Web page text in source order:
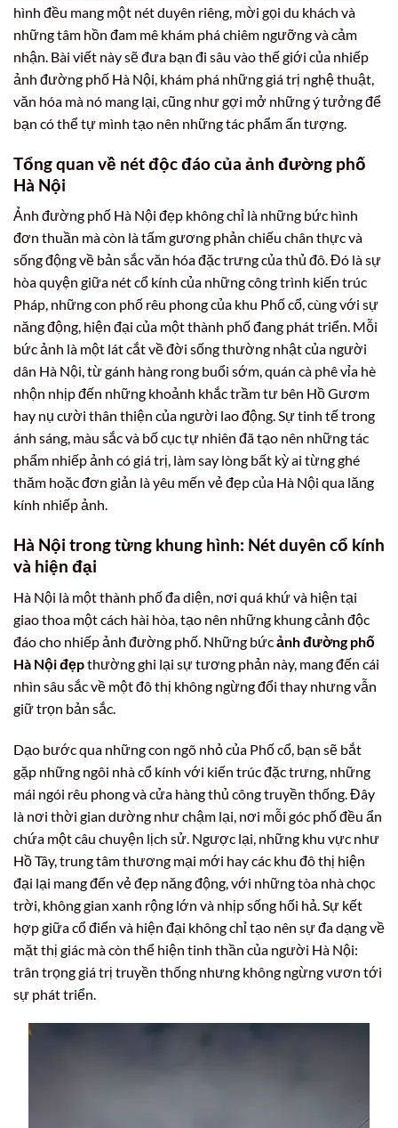
hình đều mang một nét duyên riêng, mời gọi du khách và
những tâm hồn đam mê khám phá chiêm ngưỡng và cảm
nhận. Bài viết này sẽ đưa bạn đi sâu vào thế giới của nhiếp
ảnh đường phố Hà Nội, khám phá những giá trị nghệ thuật,
văn hóa mà nó mang lại, cũng như gợi mở những ý tưởng để
bạn có thể tự mình tạo nên những tác phẩm ấn tượng.
Tổng quan về nét độc đáo của ảnh đường phố
Hà Nội
Ảnh đường phố Hà Nội đẹp không chỉ là những bức hình
đơn thuần mà còn là tấm gương phản chiếu chân thực và
sống động về bản sắc văn hóa đặc trưng của thủ đô. Đó là sự
hòa quyện giữa nét cổ kính của những công trình kiến trúc
Pháp, những con phố rêu phong của khu Phố cổ, cùng với sự
năng động, hiện đại của một thành phố đang phát triển. Mỗi
bức ảnh là một lát cắt về đời sống thường nhật của người
dân Hà Nội, từ gánh hàng rong buổi sớm, quán cà phê vỉa hè
nhộn nhịp đến những khoảnh khắc trầm tư bên Hồ Gươm
hay nụ cười thân thiện của người lao động. Sự tinh tế trong
ánh sáng, màu sắc và bố cục tự nhiên đã tạo nên những tác
phẩm nhiếp ảnh có giá trị, làm say lòng bất kỳ ai từng ghé
thăm hoặc đơn giản là yêu mến vẻ đẹp của Hà Nội qua lăng
kính nhiếp ảnh.
Hà Nội trong từng khung hình: Nét duyên cổ kính
và hiện đại
Hà Nội là một thành phố đa diện, nơi quá khứ và hiện tại
giao thoa một cách hài hòa, tạo nên những khung cảnh độc
đáo cho nhiếp ảnh đường phố. Những bứcảnh đường phố
Hà Nội đẹpthường ghi lại sự tương phản này, mang đến cái
nhìn sâu sắc về một đô thị không ngừng đổi thay nhưng vẫn
giữ trọn bản sắc.
Dạo bước qua những con ngõ nhỏ của Phố cổ, bạn sẽ bắt
gặp những ngôi nhà cổ kính với kiến trúc đặc trưng, những
mái ngói rêu phong và cửa hàng thủ công truyền thống. Đây
là nơi thời gian dường như chậm lại, nơi mỗi góc phố đều ẩn
chứa một câu chuyện lịch sử. Ngược lại, những khu vực như
Hồ Tây, trung tâm thương mại mới hay các khu đô thị hiện
đại lại mang đến vẻ đẹp năng động, với những tòa nhà chọc
trời, không gian xanh rộng lớn và nhịp sống hối hả. Sự kết
hợp giữa cổ điển và hiện đại không chỉ tạo nên sự đa dạng về
mặt thị giác mà còn thể hiện tinh thần của người Hà Nội:
trân trọng giá trị truyền thống nhưng không ngừng vươn tới
sự phát triển.